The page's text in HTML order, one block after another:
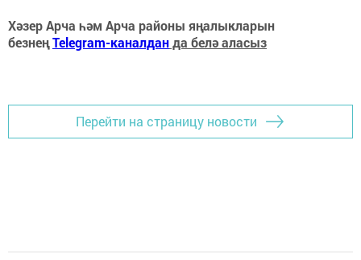
Хәзер Арча һәм Арча районы яңалыкларын
безнеңTelegram-каналданда белә аласыз
Перейти на страницу новости